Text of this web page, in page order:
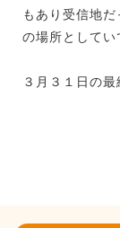
もあり受信地
の場所としてい
３月３１日の